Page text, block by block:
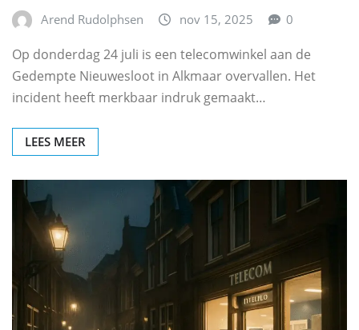
Arend Rudolphsen nov 15, 2025 0
Op donderdag 24 juli is een telecomwinkel aan de
Gedempte Nieuwesloot in Alkmaar overvallen. Het
incident heeft merkbaar indruk gemaakt…
LEES MEER